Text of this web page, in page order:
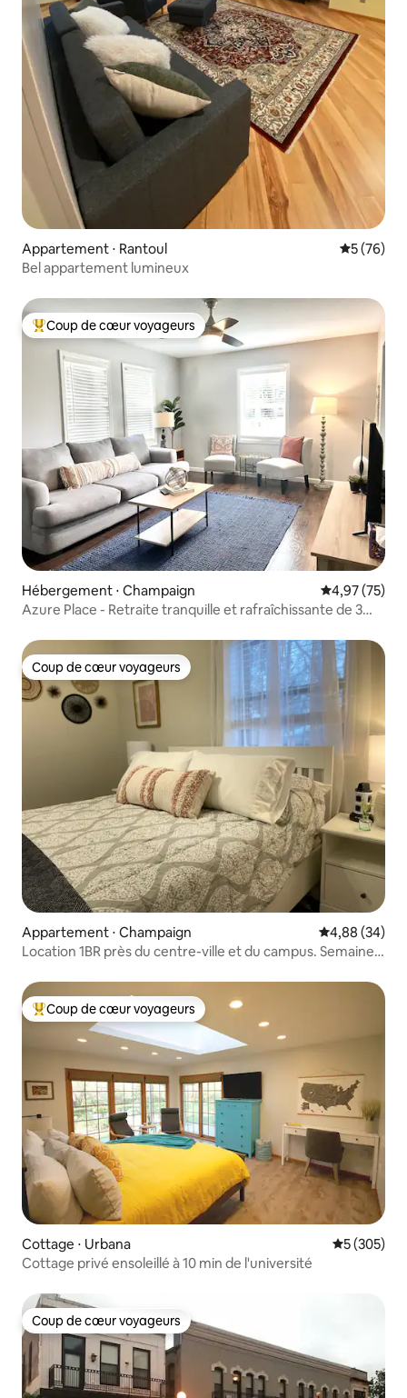
Appartement ⋅ Rantoul
5 (76)
Bel appartement lumineux
Coups de cœur voyageurs les plus appréciés
Coup de cœur voyageurs
Hébergement ⋅ Champaign Évaluation
4,97 (75)
Azure Place - Retraite tranquille et rafraîchissante de 3
Coup de cœur voyageurs
Coup de cœur voyageurs
Appartement ⋅ Champaign Évaluation
4,88 (34)
Location 1BR près du centre-ville et du campus. Semaine
Coups de cœur voyageurs les plus appréciés
Coup de cœur voyageurs
Cottage ⋅ Urbana Évaluation
5 (305)
Cottage privé ensoleillé à 10 min de l'université
Coup de cœur voyageurs
Coup de cœur voyageurs